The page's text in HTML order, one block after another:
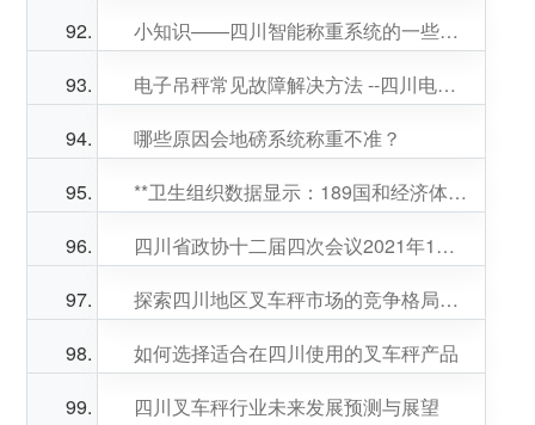
小知识——四川智能称重系统的一些小知识
电子吊秤常见故障解决方法 --四川电子吊秤
哪些原因会地磅系统称重不准？
**卫生组织数据显示：189国和经济体加入“新冠肺炎疫苗实施计划”
四川省政协十二届四次会议2021年1月29日开幕
探索四川地区叉车秤市场的竞争格局和特点
如何选择适合在四川使用的叉车秤产品
四川叉车秤行业未来发展预测与展望